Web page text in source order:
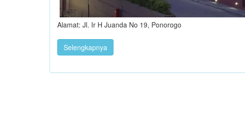
Alamat: Jl. Ir H Juanda No 19, Ponorogo
Selengkapnya